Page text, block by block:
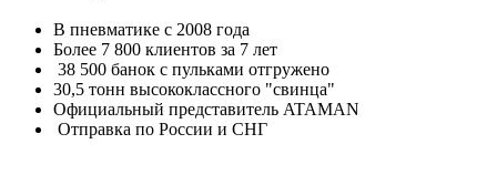
В пневматике с 2008 года
Более 7 800 клиентов за 7 лет
38 500 банок с пульками отгружено
30,5 тонн высококлассного "свинца"
Официальный представитель ATAMAN
Отправка по России и СНГ